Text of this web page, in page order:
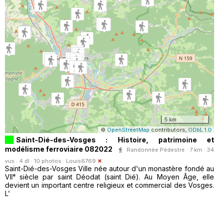
5 km
© OpenStreetMap contributors, ODbL 1.0
Saint-Dié-des-Vosges : Histoire, patrimoine et
modélisme ferroviaire 082022
Randonnée Pédestre · 7 km · 34
vus · 4 dl · 10 photos · Louis6769
Saint-Dié-des-Vosges Ville née autour d'un monastère fondé au
VIIᵉ siècle par saint Déodat (saint Dié). Au Moyen Âge, elle
devient un important centre religieux et commercial des Vosges.
L'